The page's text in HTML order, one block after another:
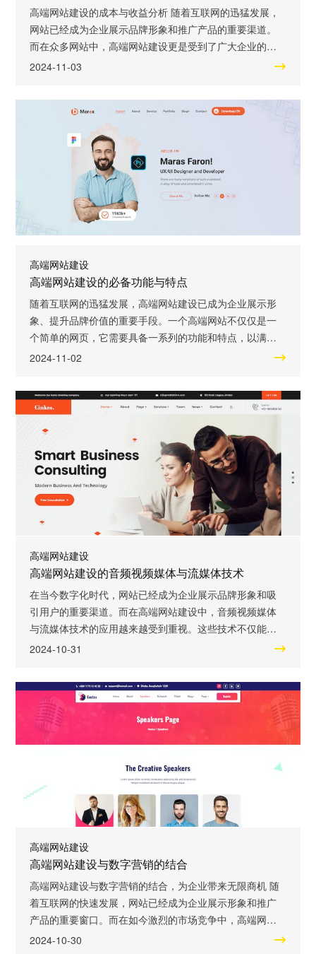
高端网站建设的成本与收益分析 随着互联网的迅猛发展，
网站已经成为企业展示品牌形象和推广产品的重要渠道。
而在众多网站中，高端网站建设更是受到了广大企业的青
睐。那么，高端网站建设究竟有哪些特点和优势呢？本文
与收益。 高端网站建设的特点之一是设计风格独特。高端
网站注重视觉冲击力和用户体验，采用精美的设计和创新
的交互方式，能够给用户留下深刻的印象。无论
2024-11-03
高端网站建设
高端网站建设的必备功能与特点
随着互联网的迅猛发展，高端网站建设已成为企业展示形
象、提升品牌价值的重要手段。一个高端网站不仅仅是一
个简单的网页，它需要具备一系列的功能和特点，以满足
用户的需求，提供良好的用户体验。本文将介绍高端网站
和有效。 高端网站建设需要具备响应式设计。随着移动设
备的普及，越来越多的用户通过手机和平板电脑访问网
站。因此，高端网站应该能够自适应不同的屏幕尺
2024-11-02
高端网站建设
高端网站建设的音频视频媒体与流媒体技术
在当今数字化时代，网站已经成为企业展示品牌形象和吸
引用户的重要渠道。而在高端网站建设中，音频视频媒体
与流媒体技术的应用越来越受到重视。这些技术不仅能够
提供更丰富的用户体验，还能够有效地传达信息和促进互
体技术的应用。 让我们来了解一下音频视频媒体技术在高
端网站建设中的作用。音频和视频是人们日常生活中不可
或缺的一部分，它们能够通过声音和图像的方式
2024-10-31
高端网站建设
高端网站建设与数字营销的结合
高端网站建设与数字营销的结合，为企业带来无限商机 随
着互联网的快速发展，网站已经成为企业展示形象和推广
产品的重要窗口。而在如今激烈的市场竞争中，高端网站
建设与数字营销的结合更是成为企业获取商机和提升竞争
2024-10-30